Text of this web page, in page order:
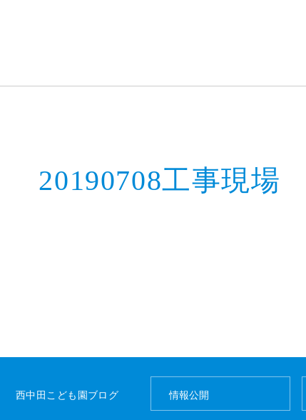
20190708工事現場
西中田こども園ブログ 情報公開